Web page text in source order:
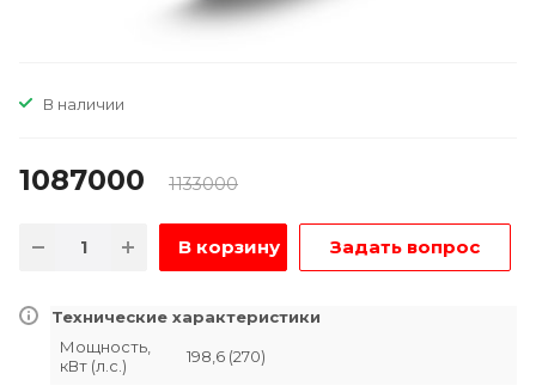
В наличии
1087000 1133000
В корзину Задать вопрос
Технические характеристики
Мощность,
кВт (л.с.)
198,6 (270)